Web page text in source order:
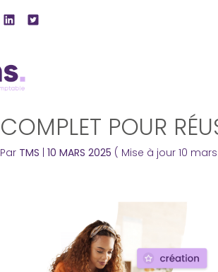
SE METTRE À SON
COMPLET POUR
Par TMS |10 MARS 2025 ( Mise à jour 10